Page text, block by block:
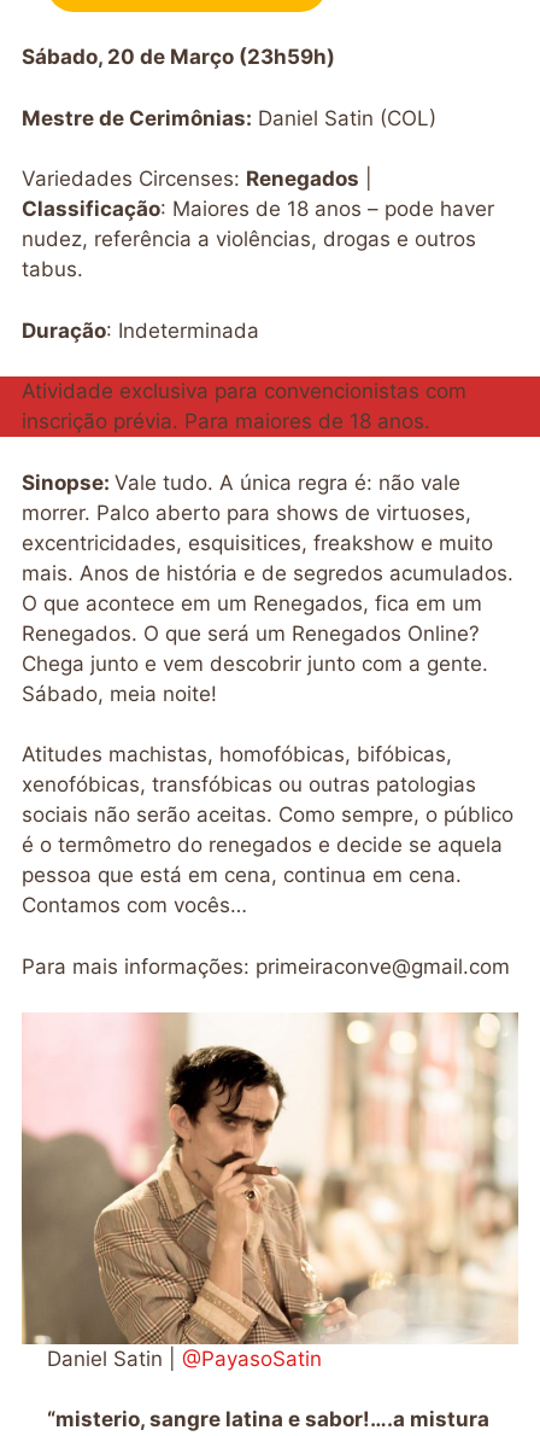
Sábado, 20 de Março (23h59h)
Mestre de Cerimônias: Daniel Satin (COL)
Variedades Circenses: Renegados
Classificação: Maiores de 18 anos – pode haver
nudez, referência a violências, drogas e outros
tabus.
Duração: Indeterminada
Atividade exclusiva para convencionistas com
inscrição prévia. Para maiores de 18 anos.
Sinopse: Vale tudo. A única regra é: não vale
morrer. Palco aberto para shows de virtuoses,
excentricidades, esquisitices, freakshow e muito
mais. Anos de história e de segredos acumulados.
O que acontece em um Renegados, fica em um
Renegados. O que será um Renegados Online?
Chega junto e vem descobrir junto com a gente.
Sábado, meia noite!
Atitudes machistas, homofóbicas, bifóbicas,
xenofóbicas, transfóbicas ou outras patologias
sociais não serão aceitas. Como sempre, o público
é o termômetro do renegados e decide se aquela
pessoa que está em cena, continua em cena.
Contamos com vocês…
Para mais informações: primeiraconve@gmail.com
Daniel Satin | @PayasoSatin
“misterio, sangre latina e sabor!….a mistura